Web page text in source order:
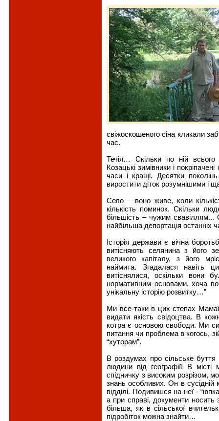
свіжоскошеного сіна кликали
час.
Течія… Скільки по ній
Козацькі зимівники і
часи і кращі. Десятки
виростити діток розумнішими і
Село – воно живе, коли
кількість поминок. Скільки
більшість – чужим свавіллям...
найбільша депортація останніх
Історія держави є вічна
витісняють селянина з його
великого капіталу, з його
наймита. Згадалася навіть
витіснялися, оскільки вони
нормативним основами, хоча
унікальну історію розвитку…”
Ми все-таки в цих степах
видати якість свідоцтва. В
котра є основою свободи. Ми
питання чи проблема в когось,
“хуторам”.
В роздумах про сільське
людини від географії! В
спідничку з високим розрізом,
знань особливих. Он в сусідній
відділі. Подивишся на неї -
а при справі, документи носить
більша, як в сільської
підробіток можна знайти…